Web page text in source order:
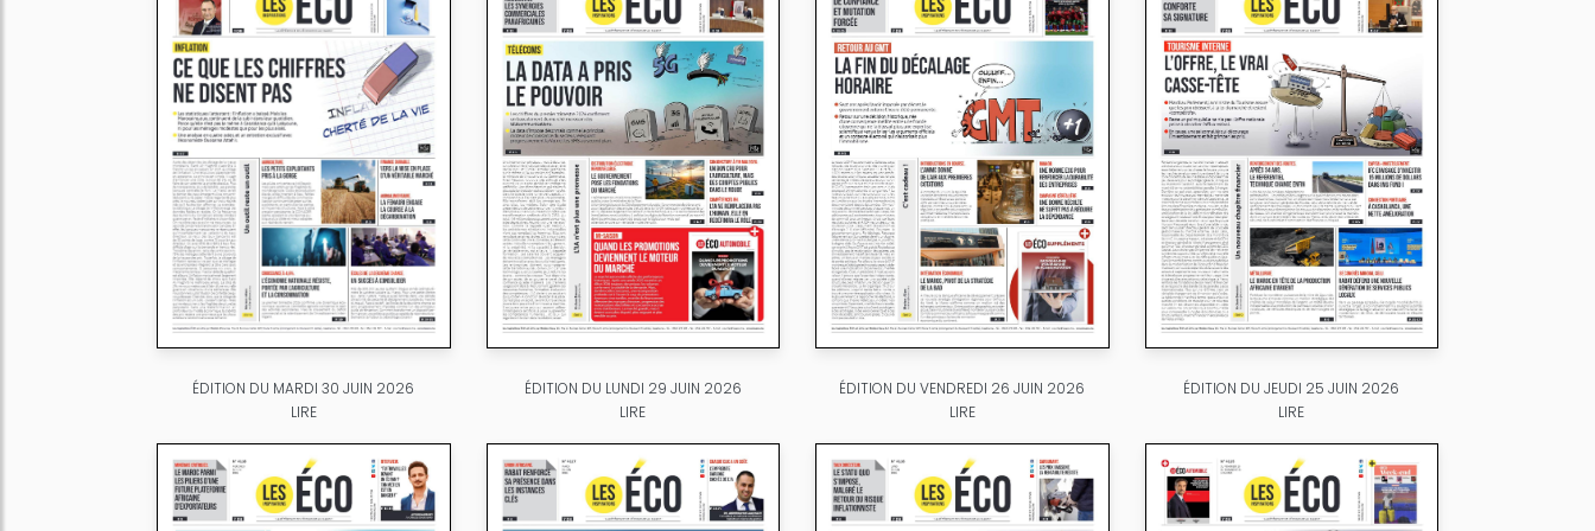
ÉDITION DU MARDI 30 JUIN 2026
LIRE
ÉDITION DU LUNDI 29 JUIN 2026
LIRE
ÉDITION DU VENDREDI 26 JUIN 2026
LIRE
ÉDITION DU JEUDI 25 JUIN 2026
LIRE